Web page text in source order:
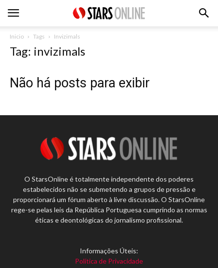
Inicio Tags Invizimals
Tag: invizimals
Não há posts para exibir
O StarsOnline é totalmente independente dos poderes
estabelecidos não se submetendo a grupos de pressão e
proporcionará um fórum aberto à livre discussão. O StarsOnline
rege-se pelas leis da República Portuguesa cumprindo as normas
éticas e deontológicas do jornalismo profissional.
Informações Úteis:
Política de Privacidade